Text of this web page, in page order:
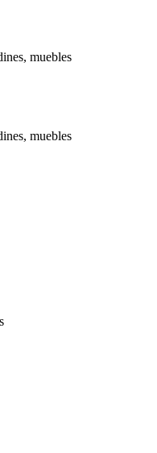
muebles
muebles